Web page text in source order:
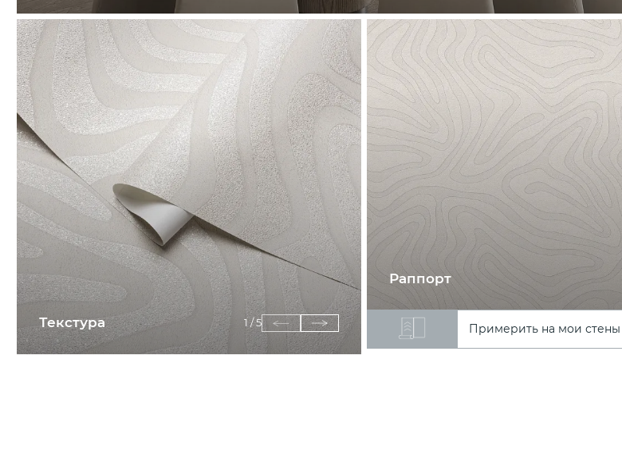
Текстура 1/5
Раппорт
Примерить на мои стены